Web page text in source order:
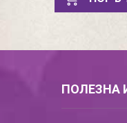
ПОЛЕЗНА